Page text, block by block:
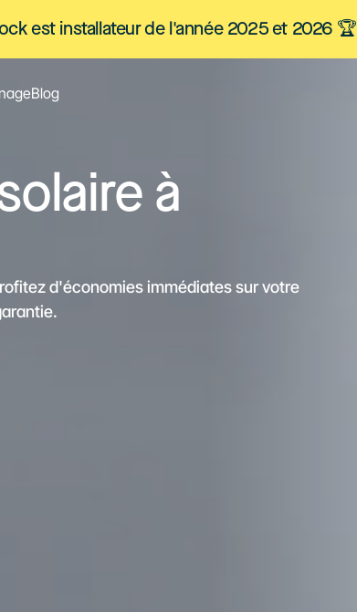
est installateur de l'année 2025 et 2026 🏆
Blog
à
d'économies immédiates sur votre